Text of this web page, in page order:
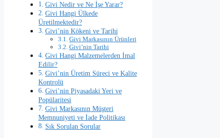
Givi Nedir ve Ne İşe Yarar?
Givi Hangi Ülkede
Üretilmektedir?
Givi’nin Kökeni ve Tarihi
Givi Markasının Ürünleri
Givi’nin Tarihi
Givi Hangi Malzemelerden İmal
Edilir?
Givi’nin Üretim Süreci ve Kalite
Kontrolü
Givi’nin Piyasadaki Yeri ve
Popülaritesi
Givi Markasının Müşteri
Memnuniyeti ve İade Politikası
Sık Sorulan Sorular